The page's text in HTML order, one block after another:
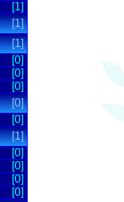
[1]
[1]
[1]
[0]
[0]
[0]
[0]
[0]
[1]
[0]
[0]
[0]
[0]